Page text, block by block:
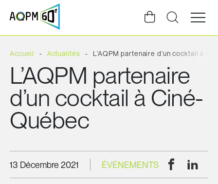
Ouvrir
la
du
Accueil Actualités L’AQPM partenaire d’un cocktail à
L’AQPM partenaire
d’un cocktail à Ciné-
Québec
13 Décembre 2021 ÉVÉNEMENTS Facebook